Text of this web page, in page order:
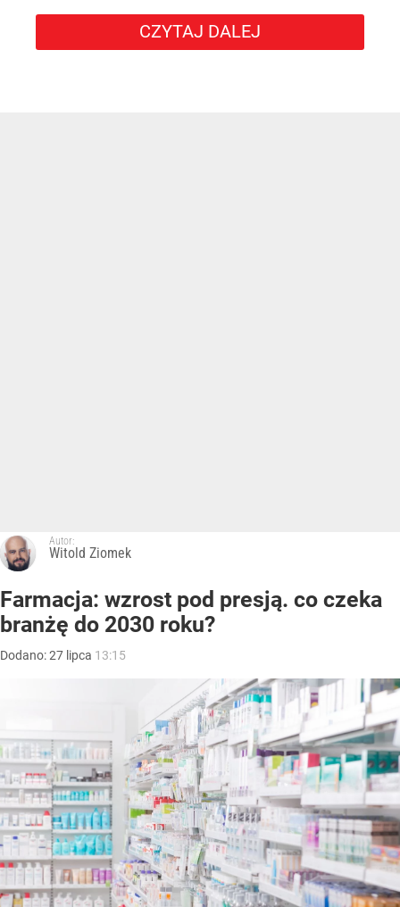
CZYTAJ DALEJ
Autor:
Witold Ziomek
Farmacja: wzrost pod presją. co czeka
branżę do 2030 roku?
Dodano:27 lipca 13:15